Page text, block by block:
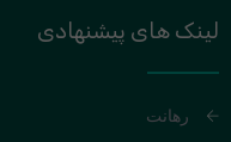
لینک های پیشنهادی
رهانت